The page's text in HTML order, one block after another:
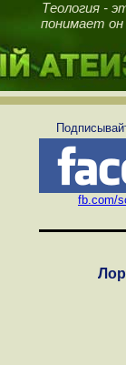
Теология -
понимает он
fb.com/